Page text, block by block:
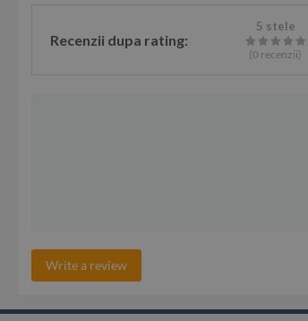
Recenzii dupa rating:
5 stele
(0 recenzii)
Write a review